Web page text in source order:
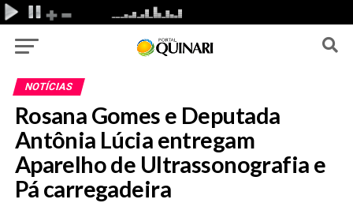
NOTÍCIAS
Rosana Gomes e Deputada
Antônia Lúcia entregam
Aparelho de Ultrassonografia e
Pá carregadeira